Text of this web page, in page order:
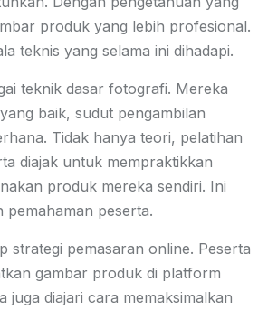
produk yang lebih profesional.
teknis yang selama ini dihadapi.
teknik dasar fotografi. Mereka
baik, sudut pengambilan
Tidak hanya teori, pelatihan
diajak untuk mempraktikkan
produk mereka sendiri. Ini
pemahaman peserta.
strategi pemasaran online. Peserta
gambar produk di platform
diajari cara memaksimalkan